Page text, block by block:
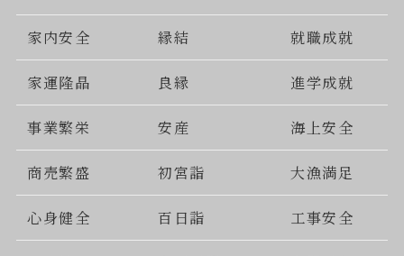
家内安全 縁結 就職成就
家運隆晶 良縁 進学成就
事業繁栄 安産 海上安全
商売繁盛 初宮詣 大漁満足
心身健全 百日詣 工事安全